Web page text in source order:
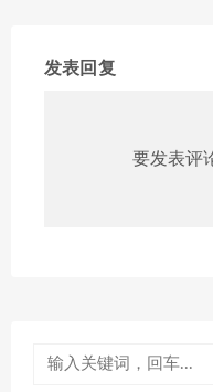
发表回复
要发表评